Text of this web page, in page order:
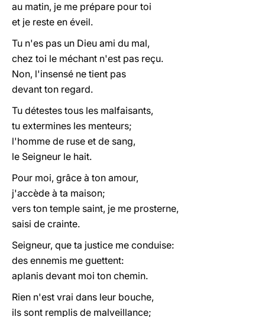
au matin, je me prépare pour toi
et je reste en éveil.
Tu n'es pas un Dieu ami du mal,
chez toi le méchant n'est pas reçu.
Non, l'insensé ne tient pas
devant ton regard.
Tu détestes tous les malfaisants,
tu extermines les menteurs;
l'homme de ruse et de sang,
le Seigneur le hait.
Pour moi, grâce à ton amour,
j'accède à ta maison;
vers ton temple saint, je me prosterne,
saisi de crainte.
Seigneur, que ta justice me conduise:
des ennemis me guettent:
aplanis devant moi ton chemin.
Rien n'est vrai dans leur bouche,
ils sont remplis de malveillance;